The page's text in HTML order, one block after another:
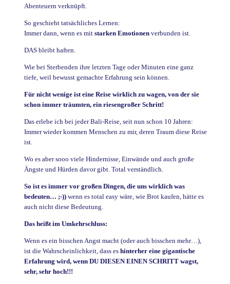
Abenteuern verknüpft.
So geschieht tatsächliches Lernen:
Immer dann, wenn es mit starken Emotionenverbunden ist.
DAS bleibt haften.
Wie bei Sterbenden ihre letzten Tage oder Minuten eine ganz
tiefe, weil bewusst gemachte Erfahrung sein können.
Für nicht wenige ist eine Reise wirklich zu wagen, von der sie
schon immer träumten, ein riesengroßer Schritt!
Das erlebe ich bei jeder Bali-Reise, seit nun schon 10 Jahren:
Immer wieder kommen Menschen zu mir, deren Traum diese Reise
ist.
Wo es aber sooo viele Hindernisse, Einwände und auch große
Ängste und Hürden davor gibt. Total verständlich.
So ist es immer vor großen Dingen, die uns wirklich was
bedeuten… ;-))wenn es total easy wäre, wie Brot kaufen, hätte es
auch nicht diese Bedeutung.
Das heißt im Umkehrschluss:
Wenn es ein bisschen Angst macht (oder auch bisschen mehr…),
ist die Wahrscheinlichkeit, dass es hinterher eine gigantische
Erfahrung wird, wenn DU DIESEN EINEN SCHRITT wagst,
sehr, sehr hoch!!!